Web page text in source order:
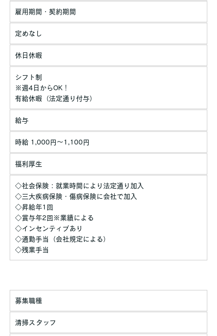
雇用期間・契約期間
定めなし
休日休暇
シフト制
※週4日からOK！
有給休暇（法定通り付与）
給与
時給 1,000円～1,100円
福利厚生
◇社会保険：就業時間により法定通り加入
◇三大疾病保険・傷病保険に会社で加入
◇昇給年1回
◇賞与年2回※業績による
◇インセンティブあり
◇通勤手当（会社規定による）
◇残業手当
募集職種
清掃スタッフ